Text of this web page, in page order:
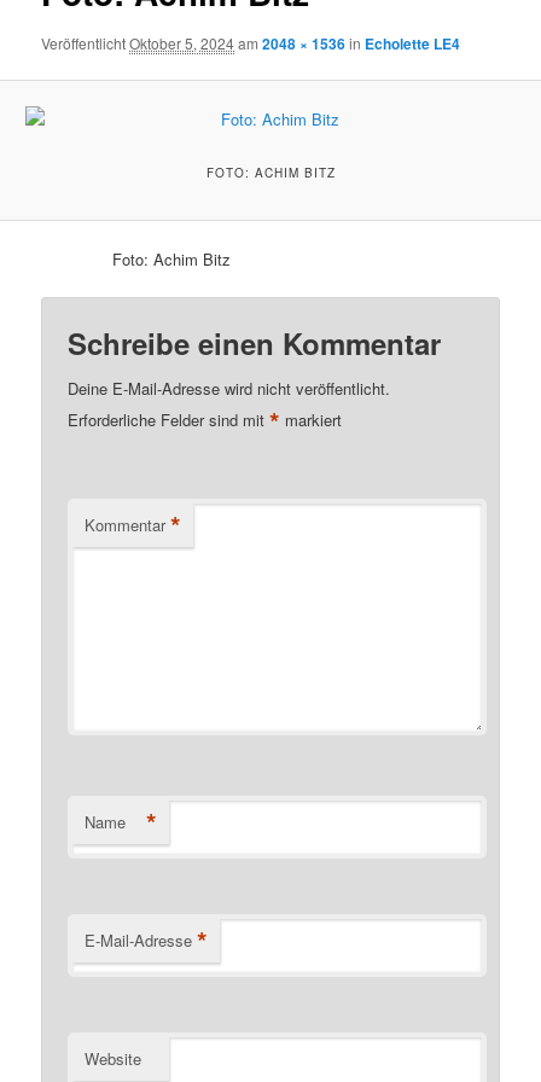
VeröffentlichtOktober 5, 2024am2048 × 1536in Echolette LE4
FOTO: ACHIM BITZ
Foto: Achim Bitz
Schreibe einen Kommentar
Deine E-Mail-Adresse wird nicht veröffentlicht.
Erforderliche Felder sind mit* markiert
Kommentar *
Name *
E-Mail-Adresse *
Website